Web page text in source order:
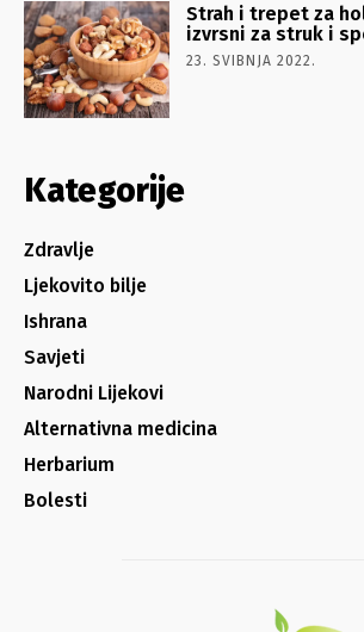
Strah i trepet za
izvrsni za struk i
23. SVIBNJA 2022.
Kategorije
Zdravlje
Ljekovito bilje
Ishrana
Savjeti
Narodni Lijekovi
Alternativna medicina
Herbarium
Bolesti